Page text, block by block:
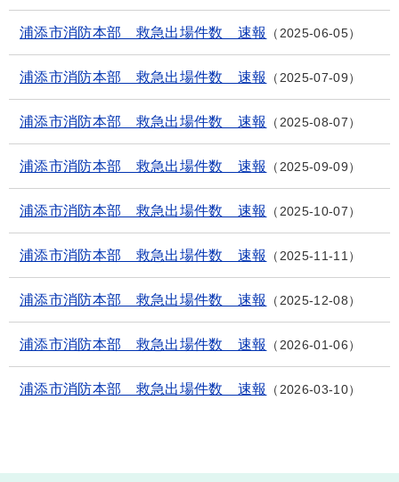
浦添市消防本部 救急出場件数 速報 2025-06-05
浦添市消防本部 救急出場件数 速報 2025-07-09
浦添市消防本部 救急出場件数 速報 2025-08-07
浦添市消防本部 救急出場件数 速報 2025-09-09
浦添市消防本部 救急出場件数 速報 2025-10-07
浦添市消防本部 救急出場件数 速報 2025-11-11
浦添市消防本部 救急出場件数 速報 2025-12-08
浦添市消防本部 救急出場件数 速報 2026-01-06
浦添市消防本部 救急出場件数 速報 2026-03-10